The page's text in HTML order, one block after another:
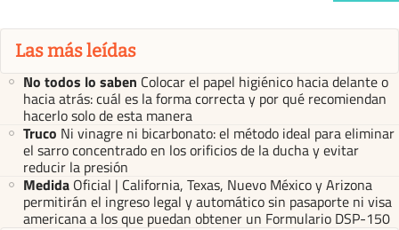
Las más leídas
No todos lo saben Colocar el papel higiénico hacia delante o
hacia atrás: cuál es la forma correcta y por qué recomiendan
hacerlo solo de esta manera
Truco Ni vinagre ni bicarbonato: el método ideal para eliminar
el sarro concentrado en los orificios de la ducha y evitar
reducir la presión
Medida Oficial | California, Texas, Nuevo México y Arizona
permitirán el ingreso legal y automático sin pasaporte ni visa
americana a los que puedan obtener un Formulario DSP-150